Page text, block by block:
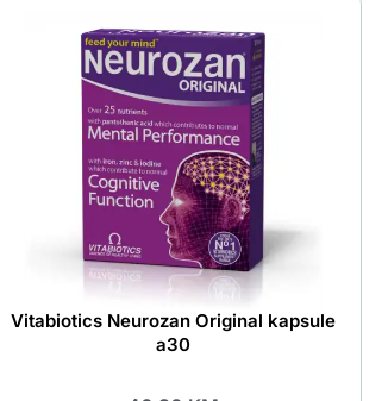
Vitabiotics Neurozan Original kapsule
a30